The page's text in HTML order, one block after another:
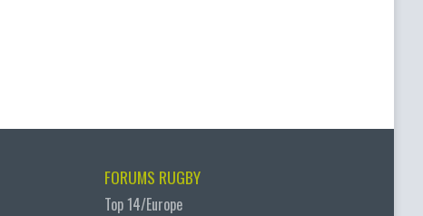
FORUMS RUGBY
Top 14/Europe